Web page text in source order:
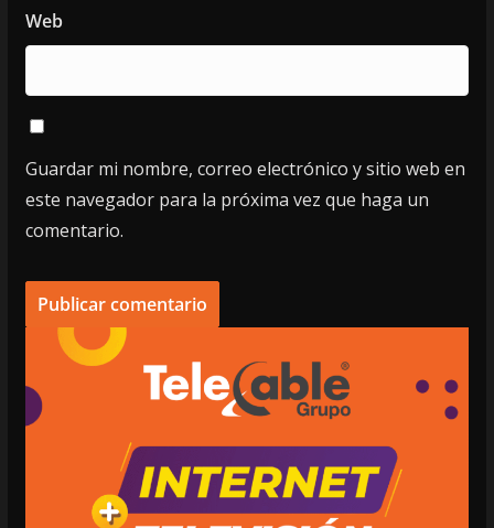
Web
Guardar mi nombre, correo electrónico y sitio web en
este navegador para la próxima vez que haga un
comentario.